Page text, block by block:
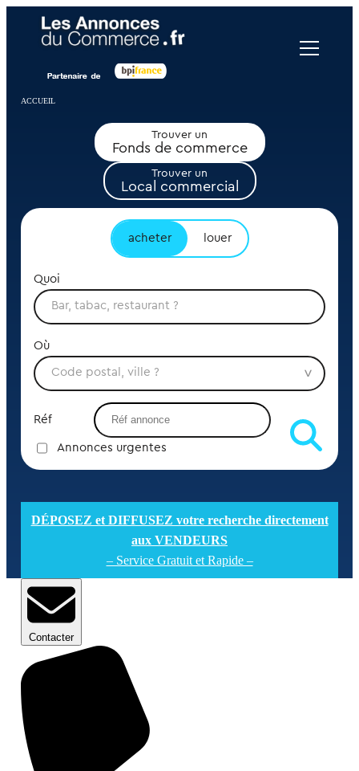
ACCUEIL
Trouver un
Fonds de commerce
Trouver un
Local commercial
acheter louer
Quoi
Où
Réf
Annonces urgentes
DÉPOSEZ et DIFFUSEZ votre recherche directement
aux VENDEURS
– Service Gratuit et Rapide –
Contacter
Panneau de gestion des cookies